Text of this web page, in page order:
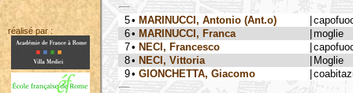
réalisé par :
5• MARINUCCI, Antonio (Ant.o)
6• MARINUCCI, Franca
moglie
7• NECI, Francesco
8• NECI, Vittoria
Moglie
9• GIONCHETTA, Giacomo